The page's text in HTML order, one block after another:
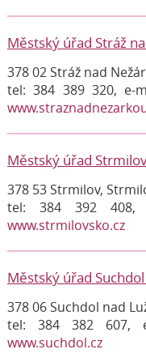
Městský úřad Stráž
378 02 Stráž nad
tel: 384 389 320, e-
Městský úřad
378 53 Strmilov,
tel: 384 392 408,
www.strmilovsko.cz
Městský úřad
378 06 Suchdol nad
tel: 384 382 607,
www.suchdol.cz